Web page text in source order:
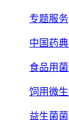
专题服务
中国药
食品用
饲用微
益生菌